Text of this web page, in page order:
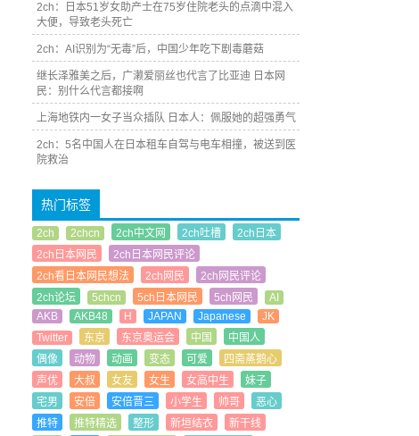
2ch：日本51岁女助产士在75岁住院老头的点滴中混入
大便，导致老头死亡
2ch：AI识别为“无毒”后，中国少年吃下剧毒蘑菇
继长泽雅美之后，广濑爱丽丝也代言了比亚迪 日本网
民：别什么代言都接啊
上海地铁内一女子当众插队 日本人：佩服她的超强勇气
2ch：5名中国人在日本租车自驾与电车相撞，被送到医
院救治
热门标签
2ch 2chcn 2ch中文网 2ch吐槽
2ch日本
2ch日本网民
2ch日本网民评论
2ch看日本网民想法
2ch网民
2ch网民评论
2ch论坛
5chcn 5ch日本网民 5ch网民
AI
AKB
AKB48 H JAPAN Japanese
JK
Twitter
东京 东京奥运会 中国
中国人
偶像
动物 动画 变态 可爱
四斋蒸鹅心
声优
大叔 女友 女生 女高中生
妹子
宅男
安倍 安倍晋三 小学生 帅哥
恶心
推特
推特精选 整形 新垣结衣
新干线